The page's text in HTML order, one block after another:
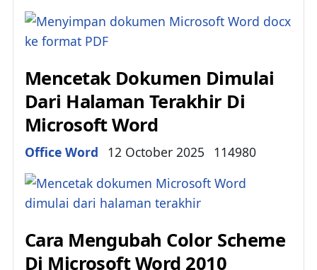
Mencetak Dokumen Dimulai
Dari Halaman Terakhir Di
Microsoft Word
Details
Office Word 12 October 2025 114980
Cara Mengubah Color Scheme
Di Microsoft Word 2010